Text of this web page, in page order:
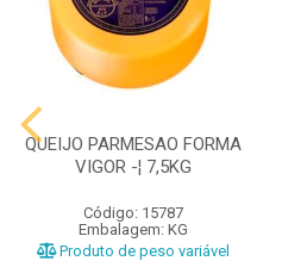
QUEIJO PARMESAO FORMA
VIGOR -¦ 7,5KG
Código: 15787
Embalagem: KG
Produto de peso variável